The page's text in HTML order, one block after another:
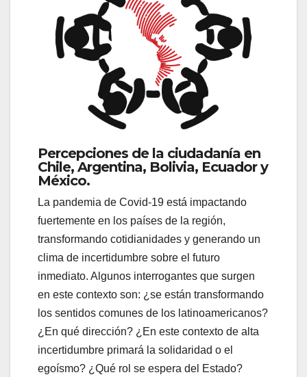
Percepciones de la ciudadanía en
Chile, Argentina, Bolivia, Ecuador y
México.
La pandemia de Covid-19 está impactando
fuertemente en los países de la región,
transformando cotidianidades y generando un
clima de incertidumbre sobre el futuro
inmediato. Algunos interrogantes que surgen
en este contexto son: ¿se están transformando
los sentidos comunes de los latinoamericanos?
¿En qué dirección? ¿En este contexto de alta
incertidumbre primará la solidaridad o el
egoísmo? ¿Qué rol se espera del Estado?